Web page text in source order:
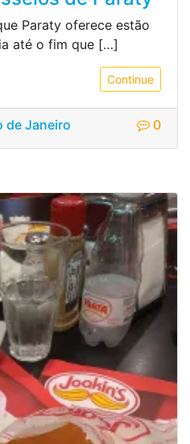
Paraty oferece estão
até o fim que […]
Continue
de Janeiro 0